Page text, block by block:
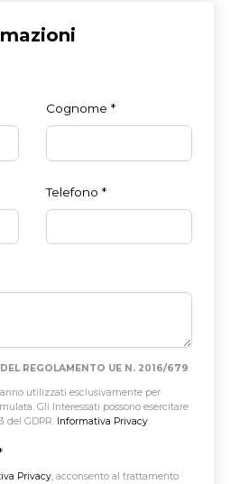
Cognome *
Telefono *
REGOLAMENTO UE N. 2016/679
utilizzati esclusivamente per
Gli Interessati possono esercitare
del GDPR. Informativa Privacy.
Privacy, acconsento al trattamento